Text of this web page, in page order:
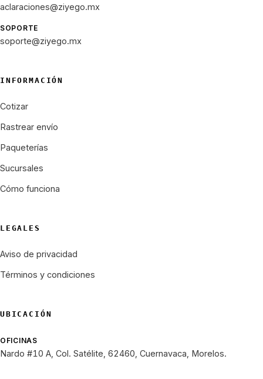
aclaraciones@ziyego.mx
SOPORTE
soporte@ziyego.mx
INFORMACIÓN
Cotizar
Rastrear envío
Paqueterías
Sucursales
Cómo funciona
LEGALES
Aviso de privacidad
Términos y condiciones
UBICACIÓN
OFICINAS
Nardo #10 A, Col. Satélite, 62460, Cuernavaca, Morelos.